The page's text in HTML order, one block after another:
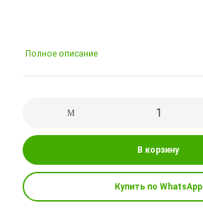
Полное описание
В корзину
Купить по WhatsApp